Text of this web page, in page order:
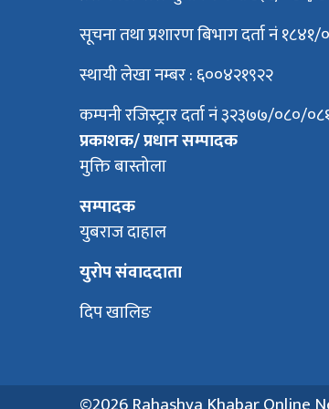
सूचना तथा प्रशारण बिभाग दर्ता नं
स्थायी लेखा नम्बर : ६००४२१९२२
कम्पनी रजिस्ट्रार दर्ता नं ३२३७७/०८०/
प्रकाशक/ प्रधान सम्पादक
मुक्ति बास्तोला
सम्पादक
युबराज दाहाल
युरोप संवाददाता
दिप खालिङ